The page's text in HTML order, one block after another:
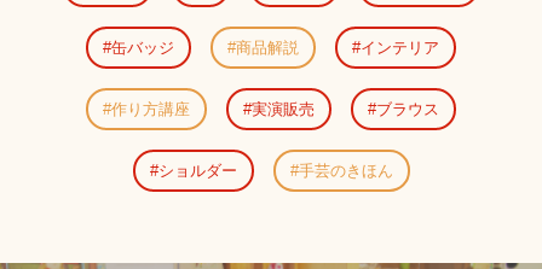
缶バッジ 商品解説 インテリア
作り方講座 実演販売 ブラウス
ショルダー 手芸のきほん